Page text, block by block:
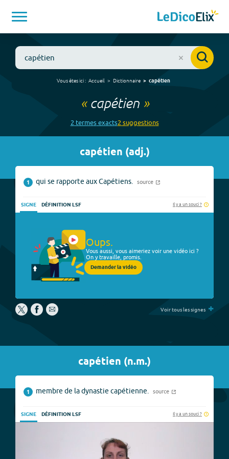
Vous êtes ici : Accueil Dictionnaire capétien
« capétien»
2 termesexacts2 suggestions
capétien (adj.)
1 qui se rapporte aux Capétiens. source
SIGNE DÉFINITION LSF Il y a un souci ?
Oups.
Vous aussi, vous aimeriez voir une vidéo ici ?
On y travaille, promis.
Demander la vidéo
Voir tous les signes +
capétien (n.m.)
1 membre de la dynastie capétienne. source
SIGNE DÉFINITION LSF Il y a un souci ?